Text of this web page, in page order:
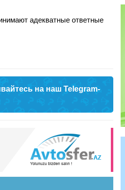
адекватные ответные
на наш Telegram-